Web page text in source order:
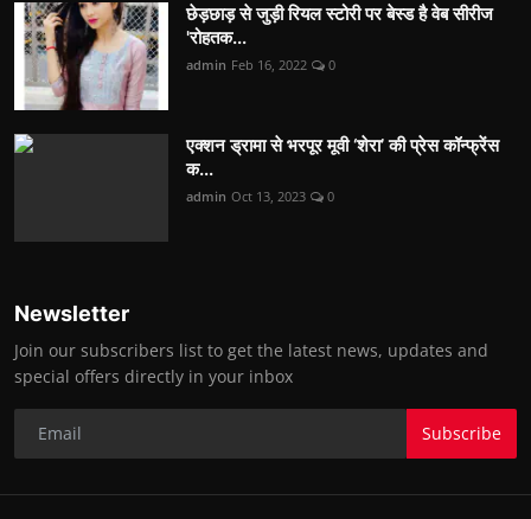
छेड़छाड़ से जुड़ी रियल स्टोरी पर बेस्ड है वेब सीरीज
'रोहतक...
admin Feb 16, 2022 0
एक्शन ड्रामा से भरपूर मूवी ‘शेरा’ की प्रेस कॉन्फ्रेंस
क...
admin Oct 13, 2023 0
Newsletter
Join our subscribers list to get the latest news, updates and
special offers directly in your inbox
Subscribe